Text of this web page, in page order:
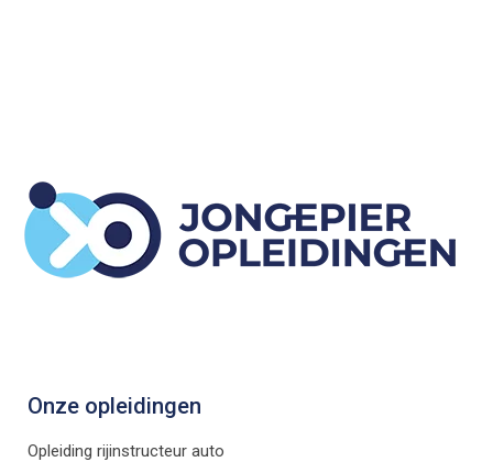
Onze opleidingen
Opleiding rijinstructeur auto